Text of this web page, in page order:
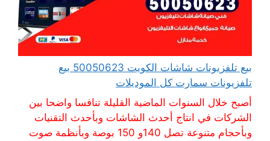
بيع تلفزيونات شاشات الكويت 50050623 بيع
تلفزيونات سمارت كل الموديلات
أصبح خلال السنوات الماضية القليلة تنافسا واضحا بين
الشركات في انتاج أحدث الشاشات وبأحدث التقنيات
وبأحجام متنوعة تصل 140و 150 بوصة وبأنظمة صوت